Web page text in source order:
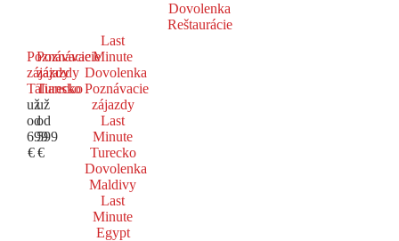
Dovolenka
Reštaurácie
Poznávacie
zájazdy
Taliansko
už
od
699
€
Poznávacie
zájazdy
Turecko
už
od
599
€
Last
Minute
Dovolenka
Poznávacie
zájazdy
Last
Minute
Turecko
Dovolenka
Maldivy
Last
Minute
Egypt